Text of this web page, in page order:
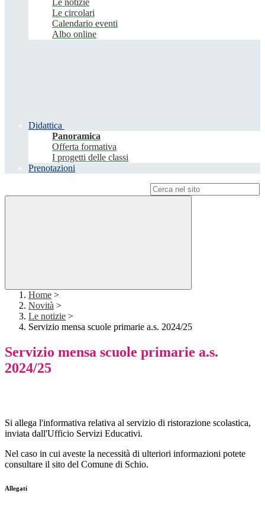
Le notizie
Le circolari
Calendario eventi
Albo online
Didattica
Panoramica
Offerta formativa
I progetti delle classi
Prenotazioni
Home >
Novità >
Le notizie >
Servizio mensa scuole primarie a.s. 2024/25
Servizio mensa scuole primarie a.s.
2024/25
Si allega l'informativa relativa al servizio di ristorazione scolastica,
inviata dall'Ufficio Servizi Educativi.
Nel caso in cui aveste la necessità di ulteriori informazioni potete
consultare il sito del Comune di Schio.
Allegati